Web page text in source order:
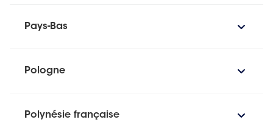
Pays-Bas
Pologne
Polynésie française